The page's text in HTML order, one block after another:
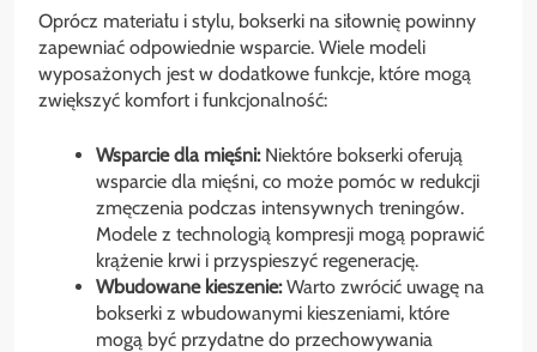
Oprócz materiału i stylu, bokserki na siłownię powinny
zapewniać odpowiednie wsparcie. Wiele modeli
wyposażonych jest w dodatkowe funkcje, które mogą
zwiększyć komfort i funkcjonalność:
Wsparcie dla mięśni:Niektóre bokserki oferują
wsparcie dla mięśni, co może pomóc w redukcji
zmęczenia podczas intensywnych treningów.
Modele z technologią kompresji mogą poprawić
krążenie krwi i przyspieszyć regenerację.
Wbudowane kieszenie:Warto zwrócić uwagę na
bokserki z wbudowanymi kieszeniami, które
mogą być przydatne do przechowywania